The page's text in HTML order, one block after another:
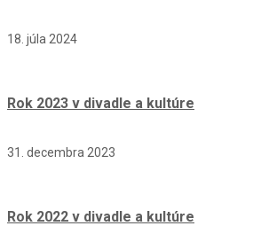
18. júla 2024
Rok 2023 v divadle a kultúre
31. decembra 2023
Rok 2022 v divadle a kultúre